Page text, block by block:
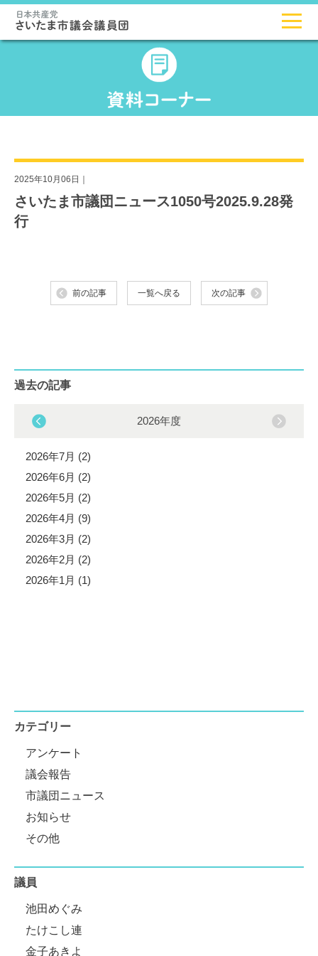
2025年10月06日｜
さいたま市議団ニュース1050号2025.9.28発
行
前の記事 一覧へ戻る 次の記事
過去の記事
2026年度
2026年7月 (2)
2026年6月 (2)
2026年5月 (2)
2026年4月 (9)
2026年3月 (2)
2026年2月 (2)
2026年1月 (1)
カテゴリー
アンケート
議会報告
市議団ニュース
お知らせ
その他
議員
池田めぐみ
たけこし連
金子あきよ